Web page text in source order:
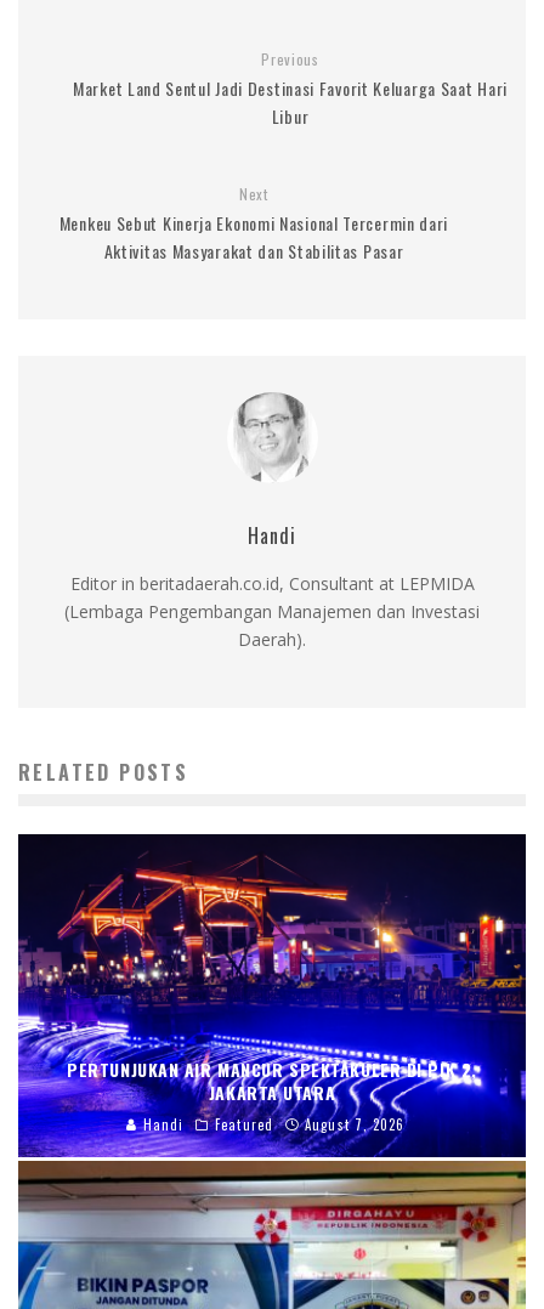
Previous
Market Land Sentul Jadi Destinasi Favorit Keluarga Saat Hari
Libur
Next
Menkeu Sebut Kinerja Ekonomi Nasional Tercermin dari
Aktivitas Masyarakat dan Stabilitas Pasar
Handi
Editor in beritadaerah.co.id, Consultant at LEPMIDA
(Lembaga Pengembangan Manajemen dan Investasi
Daerah).
RELATED POSTS
PERTUNJUKAN AIR MANCUR SPEKTAKULER DI PIK 2,
JAKARTA UTARA
Handi Featured August 7, 2026